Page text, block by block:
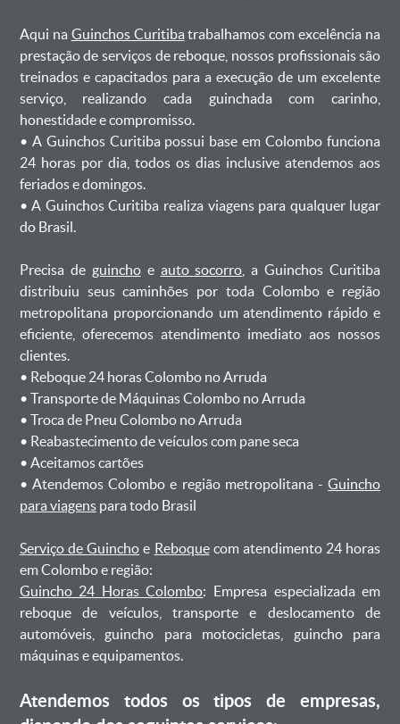
Aqui na Guinchos Curitiba trabalhamos com excelência na
prestação de serviços de reboque, nossos profissionais são
treinados e capacitados para a execução de um excelente
serviço, realizando cada guinchada com carinho,
honestidade e compromisso.
ㅤㅤ• A Guinchos Curitiba possui base em Colombo funciona
24 horas por dia, todos os dias inclusive atendemos aos
feriados e domingos.
ㅤㅤ• A Guinchos Curitiba realiza viagens para qualquer lugar
do Brasil.
Precisa de guinchoe auto socorro , a Guinchos Curitiba
distribuiu seus caminhões por toda Colombo e região
metropolitana proporcionando um atendimento rápido e
eficiente, oferecemos atendimento imediato aos nossos
clientes.
ㅤㅤ• Reboque 24 horas Colombo no Arruda
ㅤㅤ• Transporte de Máquinas Colombo no Arruda
ㅤㅤ• Troca de Pneu Colombo no Arruda
ㅤㅤ• Reabastecimento de veículos com pane seca
ㅤㅤ• Aceitamos cartões
ㅤㅤ• Atendemos Colombo e região metropolitana -Guincho
para viagenspara todo Brasil
Serviço de Guincho e Reboquecom atendimento 24 horas
em Colombo e região:
Guincho 24 Horas Colombo: Empresa especializada em
reboque de veículos, transporte e deslocamento de
automóveis, guincho para motocicletas, guincho para
máquinas e equipamentos.
Atendemos todos os tipos de empresas,